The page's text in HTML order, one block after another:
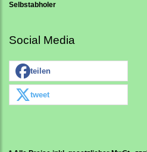
Selbstabholer
Social Media
teilen
tweet